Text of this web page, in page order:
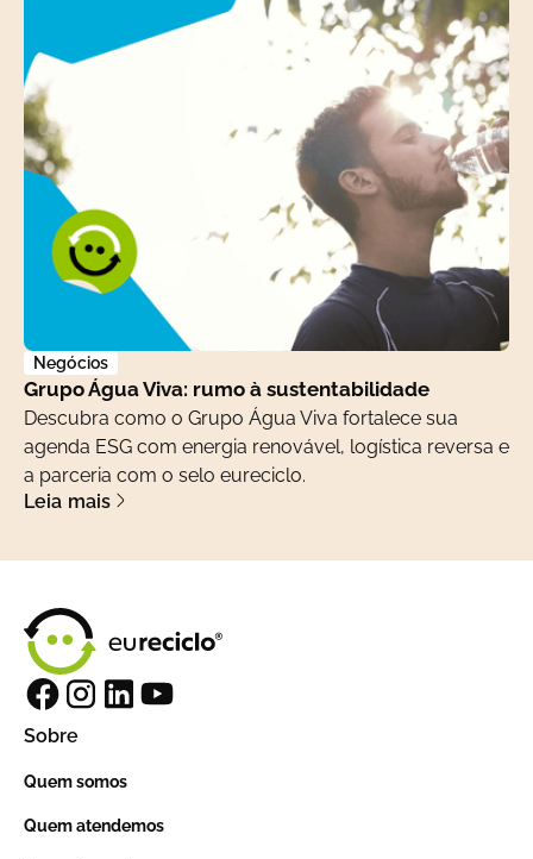
Negócios
Grupo Água Viva: rumo à sustentabilidade
Descubra como o Grupo Água Viva fortalece sua
agenda ESG com energia renovável, logística reversa e
a parceria com o selo eureciclo.
Leia mais
Sobre
Quem somos
Quem atendemos